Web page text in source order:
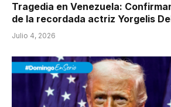
Tragedia en Venezuela:
de la recordada actriz Yorgelis
Julio 4, 2026